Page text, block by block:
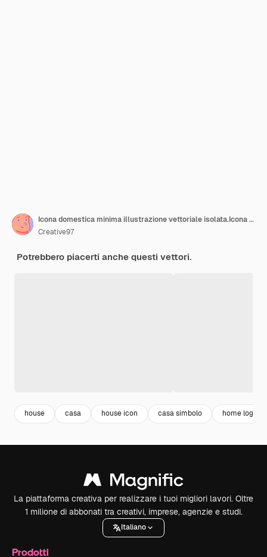
Icona domestica minima illustrazione vettoriale isolata.Icona Stay at Home in 4 stili in formato vettoriale
Creative97
Potrebbero piacerti anche questi vettori.
house casa house icon casa simbolo home logo
La piattaforma creativa per realizzare i tuoi migliori lavori. Oltre
1 milione di abbonati tra creativi, imprese, agenzie e studi.
Italiano
Prodotti